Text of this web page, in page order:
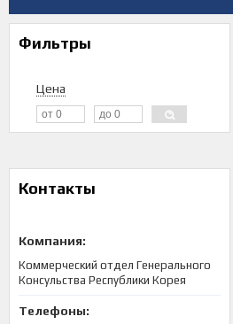
Фильтры
Цена
Контакты
Коммерческий отдел Генерального
Консульства Республики Корея